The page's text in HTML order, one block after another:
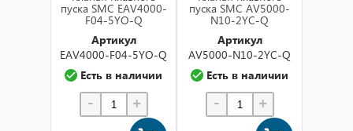
пуска SMC EAV4000-
F04-5YO-Q
Артикул
EAV4000-F04-5YO-Q
Есть в наличии
- +
пуска SMC AV5000-
N10-2YC-Q
Артикул
AV5000-N10-2YC-Q
Есть в наличии
- +